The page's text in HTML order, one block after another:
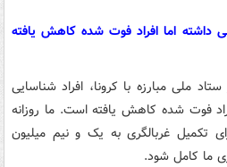
داشته اما افراد فوت شده کاهش یافته
ملی مبارزه با کرونا، افراد شناسایی
فوت شده کاهش یافته است. ما روزانه
تکمیل غربالگری به یک و نیم میلیون
ما کامل شود.